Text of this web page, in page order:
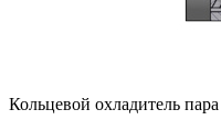
Кольцевой охладитель